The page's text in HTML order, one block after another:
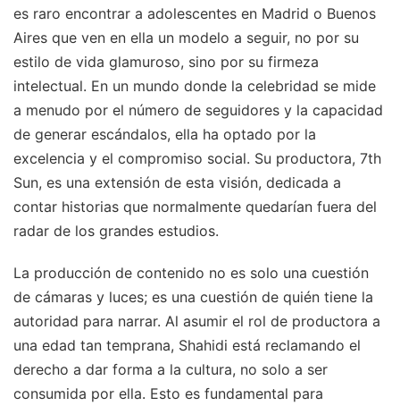
es raro encontrar a adolescentes en Madrid o Buenos
Aires que ven en ella un modelo a seguir, no por su
estilo de vida glamuroso, sino por su firmeza
intelectual. En un mundo donde la celebridad se mide
a menudo por el número de seguidores y la capacidad
de generar escándalos, ella ha optado por la
excelencia y el compromiso social. Su productora, 7th
Sun, es una extensión de esta visión, dedicada a
contar historias que normalmente quedarían fuera del
radar de los grandes estudios.
La producción de contenido no es solo una cuestión
de cámaras y luces; es una cuestión de quién tiene la
autoridad para narrar. Al asumir el rol de productora a
una edad tan temprana, Shahidi está reclamando el
derecho a dar forma a la cultura, no solo a ser
consumida por ella. Esto es fundamental para